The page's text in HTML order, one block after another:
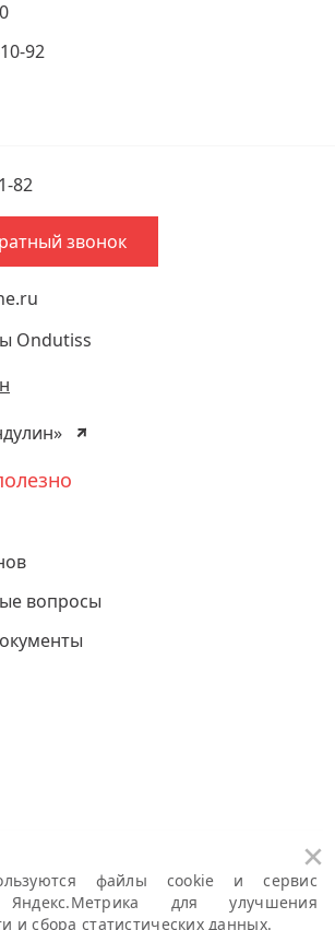
92
82
звонок
Ondutiss
вопросы
файлы cookie и сервис
для улучшения
и сбора статистических данных.